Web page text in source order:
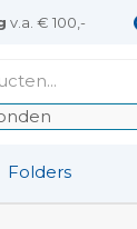
v.a. € 100,-
Folders